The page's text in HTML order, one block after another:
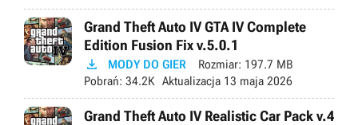
Grand Theft Auto IV GTA IV Complete
Edition Fusion Fix v.5.0.1
 MODY DO GIER Rozmiar: 197.7 MB
Pobrań: 34.2K Aktualizacja 13 maja 2026
Grand Theft Auto IV Realistic Car Pack v.4